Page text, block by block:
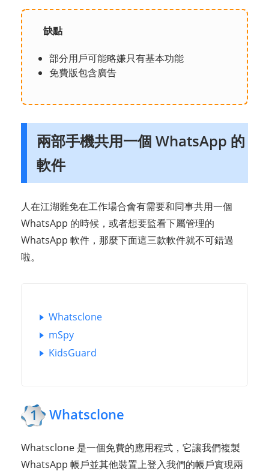
缺點
部分用戶可能略嫌只有基本功能
免費版包含廣告
兩部手機共用一個 WhatsApp 的
軟件
人在江湖難免在工作場合會有需要和同事共用一個
WhatsApp 的時候，或者想要監看下屬管理的
WhatsApp 軟件，那麼下面這三款軟件就不可錯過
啦。
Whatsclone
mSpy
KidsGuard
1 Whatsclone
Whatsclone 是一個免費的應用程式，它讓我們複製
WhatsApp 帳戶並其他裝置上登入我們的帳戶實現兩